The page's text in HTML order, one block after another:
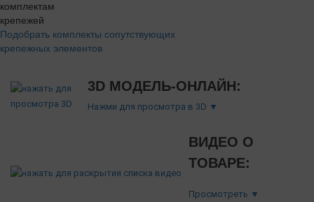
Подобрать комплекты сопутствующих
крепежных элементов
3D МОДЕЛЬ-ОНЛАЙН:
Нажми для просмотра в 3D ▼
ВИДЕО О
ТОВАРЕ:
Просмотреть ▼